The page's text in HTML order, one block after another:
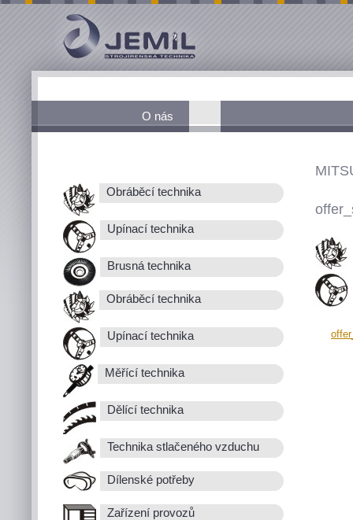
O nás
Obráběcí technika
Upínací technika
Brusná technika
Obráběcí technika
Upínací technika
Měřící technika
Dělící technika
Technika stlačeného vzduchu
Dílenské potřeby
Zařízení provozů